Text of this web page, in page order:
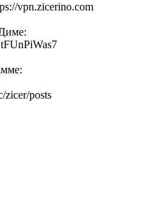
vpn.zicerino.com
zicer/posts